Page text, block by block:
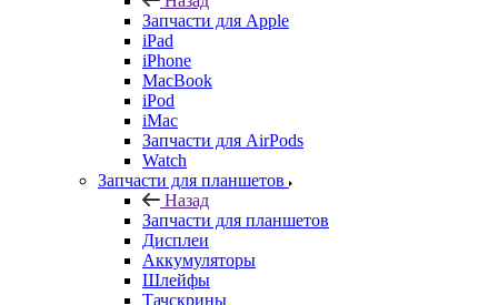
Запчасти для Apple
iPad
iPhone
MacBook
iPod
iMac
Запчасти для AirPods
Watch
Запчасти для планшетов
Назад
Запчасти для планшетов
Дисплеи
Аккумуляторы
Шлейфы
Тачскрины